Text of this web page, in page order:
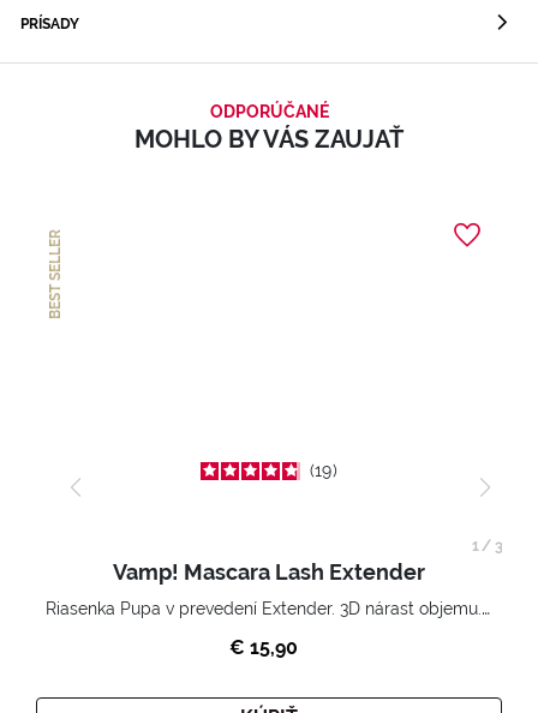
PRÍSADY
ODPORÚČANÉ
MOHLO BY VÁS ZAUJAŤ
BEST SELLER
19
Vamp! Mascara Lash Extender
Riasenka Pupa v prevedení Extender. 3D nárast objemu. Nekonečne zhutnené a nadvihnuté riasy.
€ 15,90
1/ 3